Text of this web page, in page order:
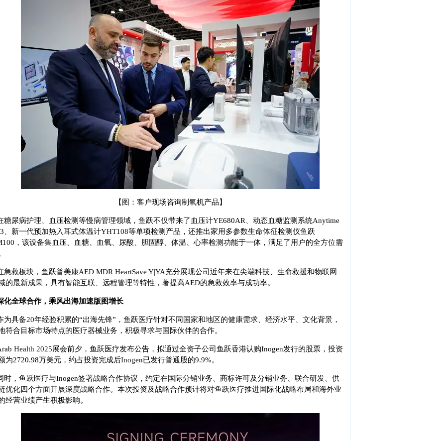
【图：客户现场咨询制氧机产品】
糖尿病护理、血压检测等慢病管理领域，鱼跃不仅带来了血压计YE680AR、动态血糖监测系统Anytime
、新一代预加热入耳式体温计YHT108等单项检测产品，还推出家用多参数生命体征检测仪鱼跃
，该设备集血压、血糖、血氧、尿酸、胆固醇、体温、心率检测功能于一体，满足了用户的全方位需
急救板块，鱼跃普美康AED MDR HeartSave Y|YA充分展现公司近年来在尖端科技、生命救援和物联网
的最新成果，具有智能互联、远程管理等特性，著提高AED的急救效率与成功率。
化全球合作，乘风出海加速版图增长
为具备20年经验积累的“出海先锋”，鱼跃医疗针对不同国家和地区的健康需求、经济水平、文化背景，
符合目标市场特点的医疗器械业务，积极寻求与国际伙伴的合作。
Health 2025展会前夕，鱼跃医疗发布公告，拟通过全资子公司鱼跃香港认购Inogen发行的股票，投资
为2720.98万美元，约占投资完成后Inogen已发行普通股的9.9%。
时，鱼跃医疗与Inogen签署战略合作协议，约定在国际分销业务、商标许可及分销业务、联合研发、供
优化四个方面开展深度战略合作。本次投资及战略合作预计将对鱼跃医疗推进国际化战略布局和海外业
经营业绩产生积极影响。